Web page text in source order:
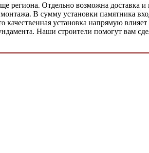
Отдельно возможна доставка и
В сумму установки памятника
установка напрямую
Наши строители помогут вам